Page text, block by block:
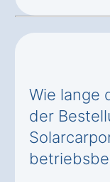
Wie lange
der